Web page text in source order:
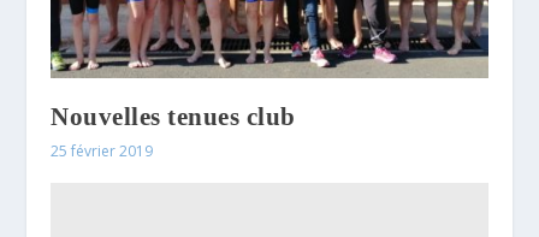
Nouvelles tenues club
25 février 2019